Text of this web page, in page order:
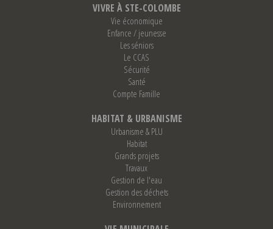
VIVRE À STE-COLOMBE
Vie économique
Enfance / jeunesse
Les séniors
Le CCAS
Sécurité
Santé
Compte Famille
HABITAT & URBANISME
Urbanisme & PLU
Habitat
Grands projets
Travaux
Gestion de l'eau
Gestion des déchets
Environnement